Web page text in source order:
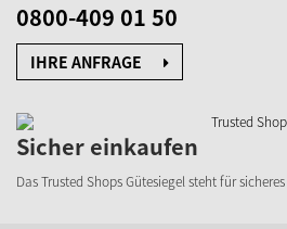
0800-409 01 50
IHRE ANFRAGE
Sicher einkaufen
Das Trusted Shops Gütesiegelsteht für